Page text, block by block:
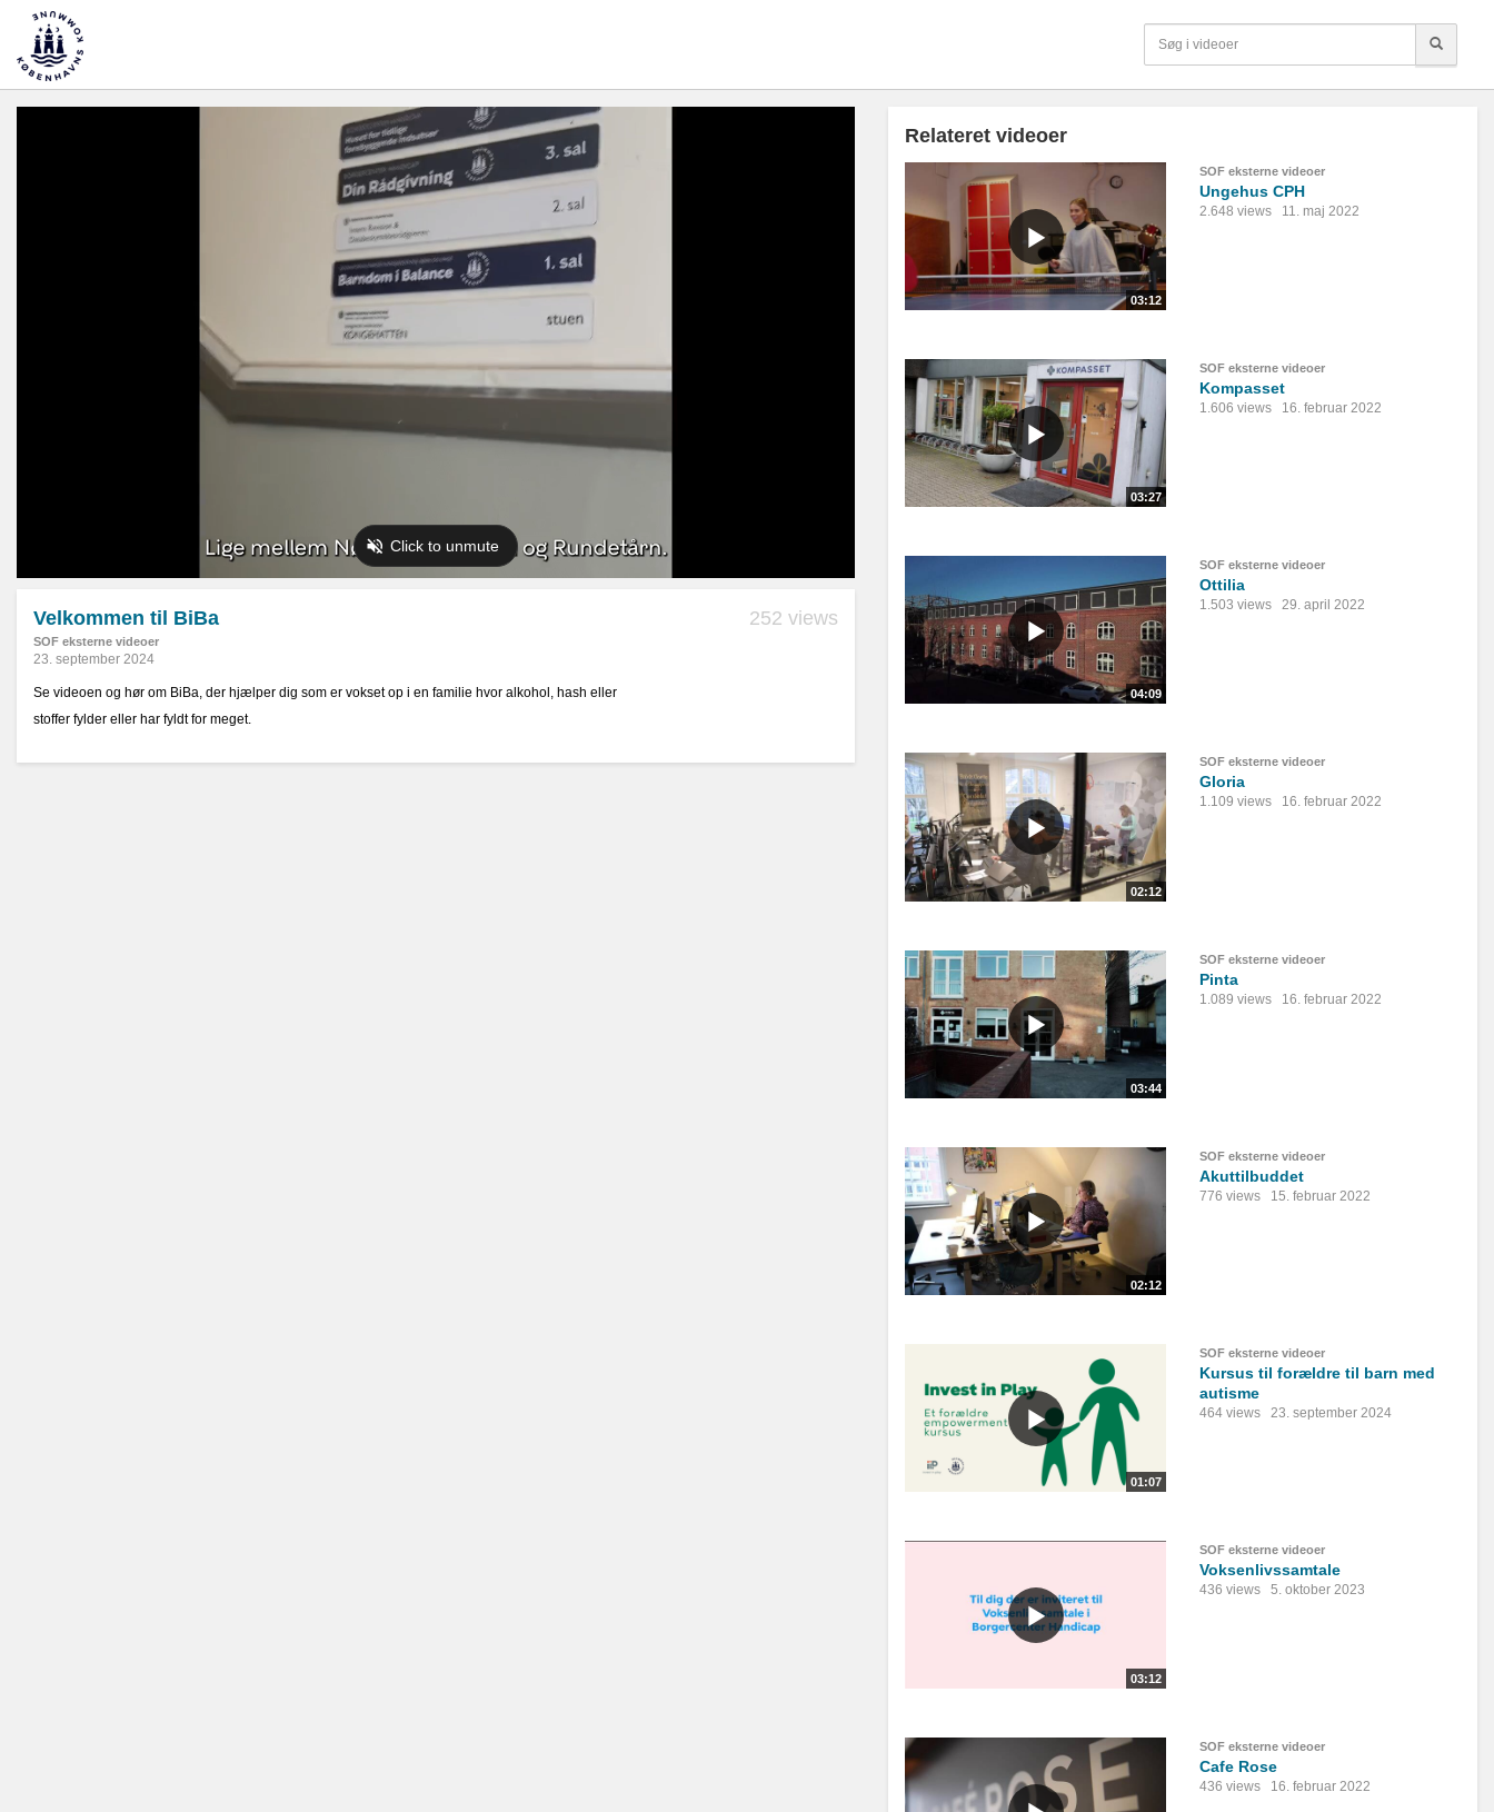
Velkommen til BiBa
SOF eksterne videoer
252 views
23. september 2024
Se videoen og hør om BiBa, der hjælper dig som er vokset op i en familie hvor alkohol, hash eller
stoffer fylder eller har fyldt for meget.
Relateret videoer
03:12
SOF eksterne videoer
Ungehus CPH
2.648 views 11. maj 2022
03:27
SOF eksterne videoer
Kompasset
1.606 views 16. februar 2022
04:09
SOF eksterne videoer
Ottilia
1.503 views 29. april 2022
02:12
SOF eksterne videoer
Gloria
1.109 views 16. februar 2022
03:44
SOF eksterne videoer
Pinta
1.089 views 16. februar 2022
02:12
SOF eksterne videoer
Akuttilbuddet
776 views 15. februar 2022
01:07
SOF eksterne videoer
Kursus til forældre til barn med
autisme
464 views 23. september 2024
03:12
SOF eksterne videoer
Voksenlivssamtale
436 views 5. oktober 2023
SOF eksterne videoer
Cafe Rose
436 views 16. februar 2022